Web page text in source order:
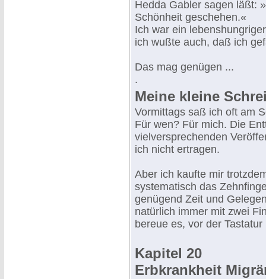
Hedda Gabler sagen läßt:
Schönheit geschehen.«
Ich war ein
ich wußte auch, daß ich
Das mag genügen ...
.
Meine kleine
Vormittags saß ich oft am
Für wen? Für mich. Die
vielversprechenden
ich nicht ertragen.
Aber ich kaufte mir
systematisch das
genügend Zeit und
natürlich immer mit zwei
bereue es, vor der
Kapitel 20
Erbkrankheit